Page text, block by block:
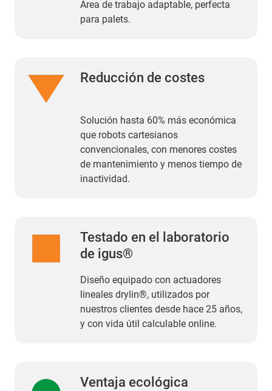
Área de trabajo adaptable, perfecta
para palets.
Reducción de costes
Solución hasta 60% más económica
que robots cartesianos
convencionales, con menores costes
de mantenimiento y menos tiempo de
inactividad.
Testado en el laboratorio
de igus®
Diseño equipado con actuadores
lineales drylin®, utilizados por
nuestros clientes desde hace 25 años,
y con vida útil calculable online.
Ventaja ecológica